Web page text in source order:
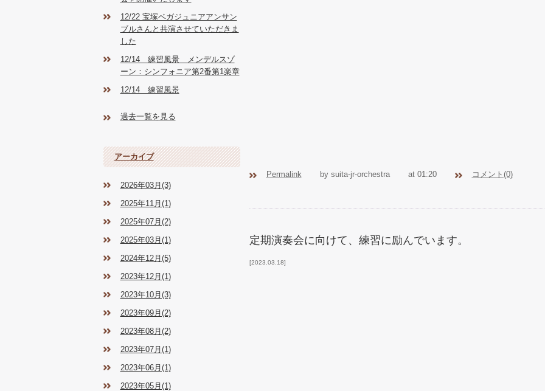
Permalink by suita-jr-orchestra at 01:20 コメント(0)
2023.03.18
定期演奏会に向けて、練習に励んでいます。
12/22 宝塚ベガジュニアアンサン
ブルさんと共演させていただきま
した
12/14 練習風景 メンデルスゾ
ーン：シンフォニア第2番第1楽章
12/14 練習風景
過去一覧を見る
アーカイブ
2026年03月(3)
2025年11月(1)
2025年07月(2)
2025年03月(1)
2024年12月(5)
2023年12月(1)
2023年10月(3)
2023年09月(2)
2023年08月(2)
2023年07月(1)
2023年06月(1)
2023年05月(1)